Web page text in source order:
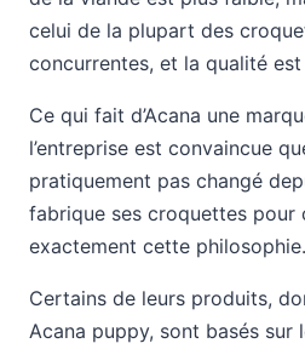
celui de la plupart des
concurrentes, et la qualité
Ce qui fait d’Acana une
l’entreprise est convaincue
pratiquement pas changé
fabrique ses croquettes pour
exactement cette philosophie.
Certains de leurs produits,
Acana puppy, sont basés sur